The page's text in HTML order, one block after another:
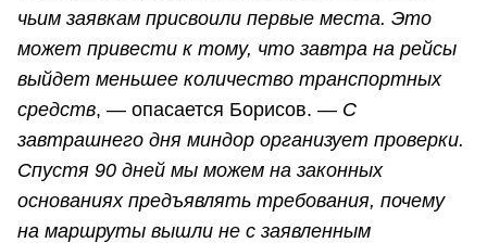
чьим заявкам присвоили первые места. Это
может привести к тому, что завтра на рейсы
выйдет меньшее количество транспортных
средств, ― опасается Борисов. ― С
завтрашнего дня миндор организует проверки.
Спустя 90 дней мы можем на законных
основаниях предъявлять требования, почему
на маршруты вышли не с заявленным